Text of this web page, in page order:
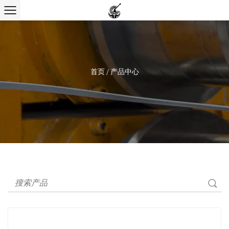
首页/产品中心